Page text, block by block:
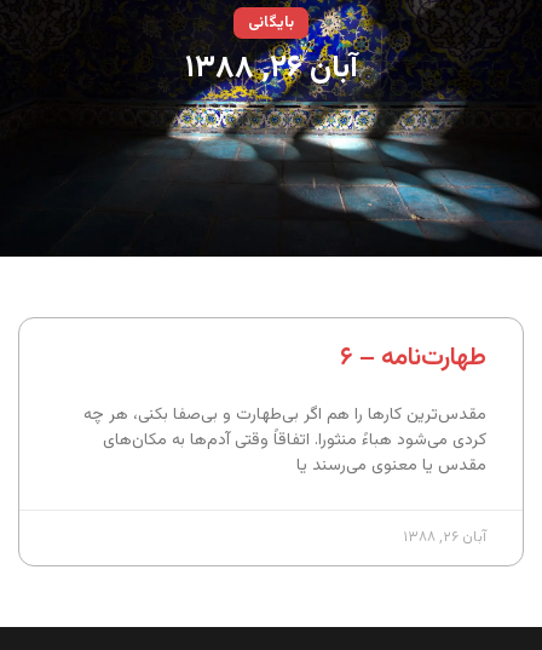
بایگانی
آبان ۲۶, ۱۳۸۸
طهارت‌نامه – ۶
مقدس‌ترین کارها را هم اگر بی‌طهارت و بی‌صفا بکنی، هر چه
کردی می‌شود هباءً منثورا. اتفاقاً وقتی آدم‌ها به مکان‌های
مقدس یا معنوی می‌رسند یا
آبان ۲۶, ۱۳۸۸